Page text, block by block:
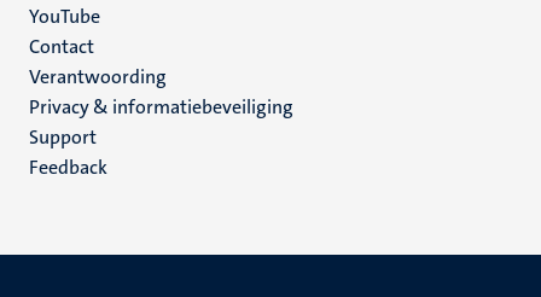
YouTube
Menu
footer
(NL)
Contact
Verantwoording
Privacy & informatiebeveiliging
Support
Feedback